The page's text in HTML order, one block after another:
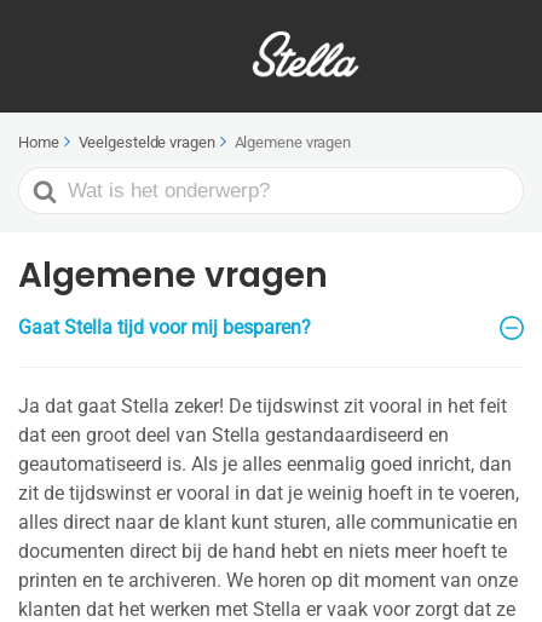
Home Veelgestelde vragen Algemene vragen
Search
For
Algemene vragen
Gaat Stella tijd voor mij besparen?
Ja dat gaat Stella zeker! De tijdswinst zit vooral in het feit
dat een groot deel van Stella gestandaardiseerd en
geautomatiseerd is. Als je alles eenmalig goed inricht, dan
zit de tijdswinst er vooral in dat je weinig hoeft in te voeren,
alles direct naar de klant kunt sturen, alle communicatie en
documenten direct bij de hand hebt en niets meer hoeft te
printen en te archiveren. We horen op dit moment van onze
klanten dat het werken met Stella er vaak voor zorgt dat ze